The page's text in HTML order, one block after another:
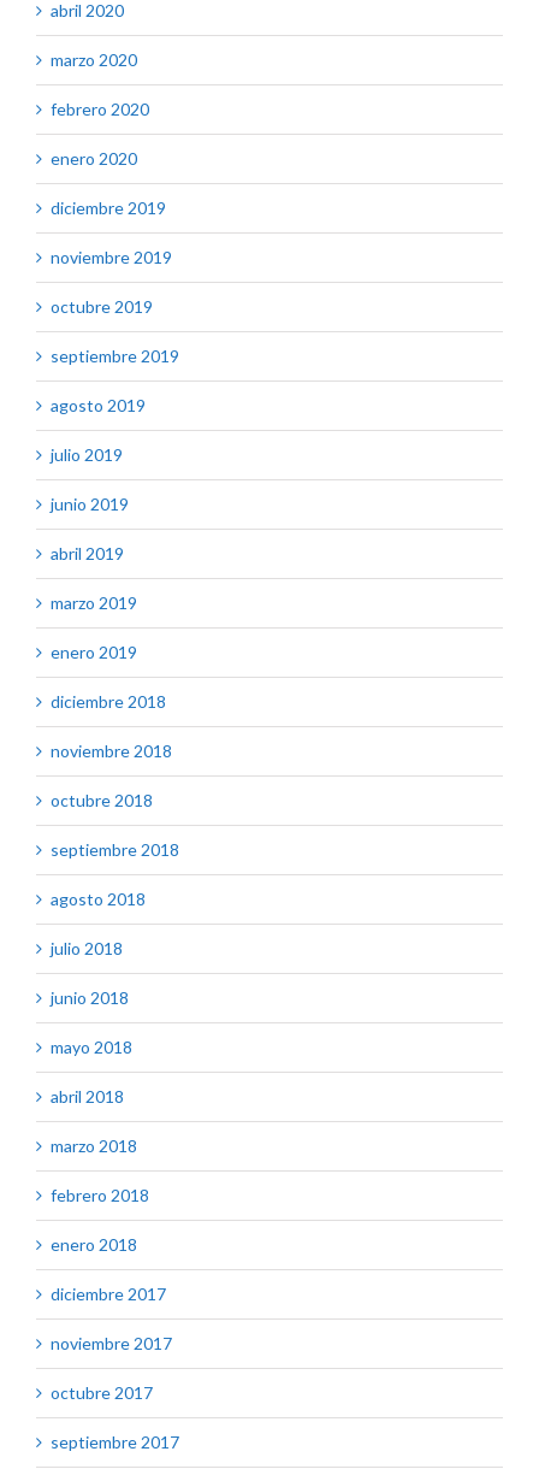
abril 2020
marzo 2020
febrero 2020
enero 2020
diciembre 2019
noviembre 2019
octubre 2019
septiembre 2019
agosto 2019
julio 2019
junio 2019
abril 2019
marzo 2019
enero 2019
diciembre 2018
noviembre 2018
octubre 2018
septiembre 2018
agosto 2018
julio 2018
junio 2018
mayo 2018
abril 2018
marzo 2018
febrero 2018
enero 2018
diciembre 2017
noviembre 2017
octubre 2017
septiembre 2017